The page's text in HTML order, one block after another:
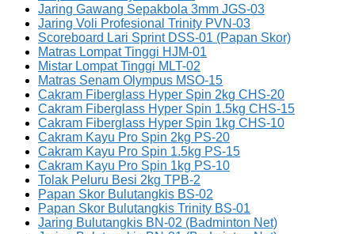
Jaring Gawang Sepakbola 3mm JGS-03
Jaring Voli Profesional Trinity PVN-03
Scoreboard Lari Sprint DSS-01 (Papan Skor)
Matras Lompat Tinggi HJM-01
Mistar Lompat Tinggi MLT-02
Matras Senam Olympus MSO-15
Cakram Fiberglass Hyper Spin 2kg CHS-20
Cakram Fiberglass Hyper Spin 1.5kg CHS-15
Cakram Fiberglass Hyper Spin 1kg CHS-10
Cakram Kayu Pro Spin 2kg PS-20
Cakram Kayu Pro Spin 1.5kg PS-15
Cakram Kayu Pro Spin 1kg PS-10
Tolak Peluru Besi 2kg TPB-2
Papan Skor Bulutangkis BS-02
Papan Skor Bulutangkis Trinity BS-01
Jaring Bulutangkis BN-02 (Badminton Net)